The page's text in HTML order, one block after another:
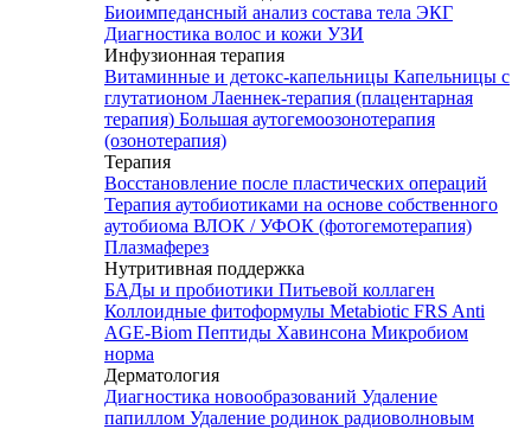
Биоимпедансный анализ состава тела ЭКГ
Диагностика волос и кожи УЗИ
Инфузионная терапия
Витаминные и детокс-капельницы Капельницы с
глутатионом Лаеннек-терапия (плацентарная
терапия) Большая аутогемоозонотерапия
(озонотерапия)
Терапия
Восстановление после пластических операций
Терапия аутобиотиками на основе собственного
аутобиома ВЛОК / УФОК (фотогемотерапия)
Плазмаферез
Нутритивная поддержка
БАДы и пробиотики Питьевой коллаген
Коллоидные фитоформулы Metabiotic FRS Anti
AGE-Biom Пептиды Хавинсона Микробиом
норма
Дерматология
Диагностика новообразований Удаление
папиллом Удаление родинок радиоволновым